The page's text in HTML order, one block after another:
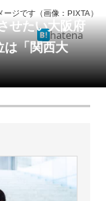
せたい大阪府
「関西大
ージです（画像：PIXTA）
hatena